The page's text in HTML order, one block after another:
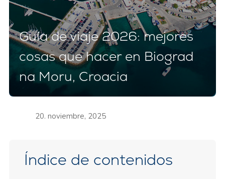
Guía de viaje 2026: mejores
cosas que hacer en Biograd
na Moru, Croacia
20. noviembre, 2025
Índice de contenidos